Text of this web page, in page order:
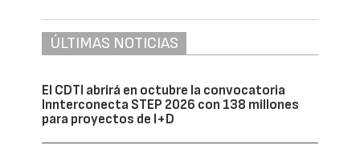
ÚLTIMAS NOTICIAS
El CDTI abrirá en octubre la convocatoria
Innterconecta STEP 2026 con 138 millones
para proyectos de I+D